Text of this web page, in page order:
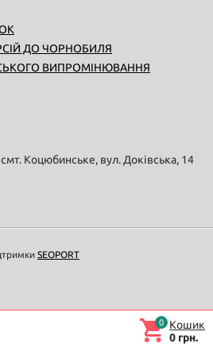
ДО ЧОРНОБИЛЯ
ВИПРОМІНЮВАННЯ
Коцюбинське, вул. Доківська, 14
SEOPORT
0
Кошик
0 грн.